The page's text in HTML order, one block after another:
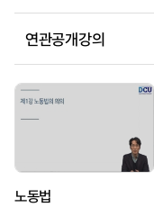
연관공개강의
노동법